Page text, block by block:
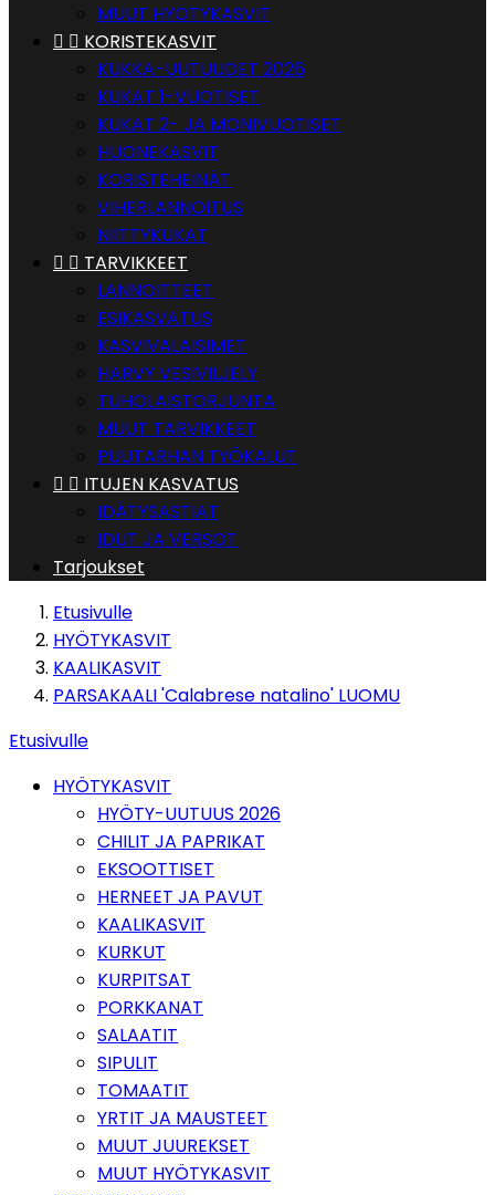
MUUT HYÖTYKASVIT
  KORISTEKASVIT
KUKKA-UUTUUDET 2026
KUKAT 1-VUOTISET
KUKAT 2- JA MONIVUOTISET
HUONEKASVIT
KORISTEHEINÄT
VIHERLANNOITUS
NIITTYKUKAT
  TARVIKKEET
LANNOITTEET
ESIKASVATUS
KASVIVALAISIMET
HARVY VESIVILJELY
TUHOLAISTORJUNTA
MUUT TARVIKKEET
PUUTARHAN TYÖKALUT
  ITUJEN KASVATUS
IDÄTYSASTIAT
IDUT JA VERSOT
Tarjoukset
Etusivulle
HYÖTYKASVIT
KAALIKASVIT
PARSAKAALI 'Calabrese natalino' LUOMU
Etusivulle
HYÖTYKASVIT
HYÖTY-UUTUUS 2026
CHILIT JA PAPRIKAT
EKSOOTTISET
HERNEET JA PAVUT
KAALIKASVIT
KURKUT
KURPITSAT
PORKKANAT
SALAATIT
SIPULIT
TOMAATIT
YRTIT JA MAUSTEET
MUUT JUUREKSET
MUUT HYÖTYKASVIT